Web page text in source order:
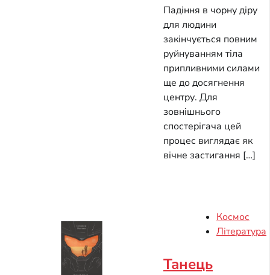
Падіння в чорну діру
для людини
закінчується повним
руйнуванням тіла
припливними силами
ще до досягнення
центру. Для
зовнішнього
спостерігача цей
процес виглядає як
вічне застигання […]
Космос
Література
Танець